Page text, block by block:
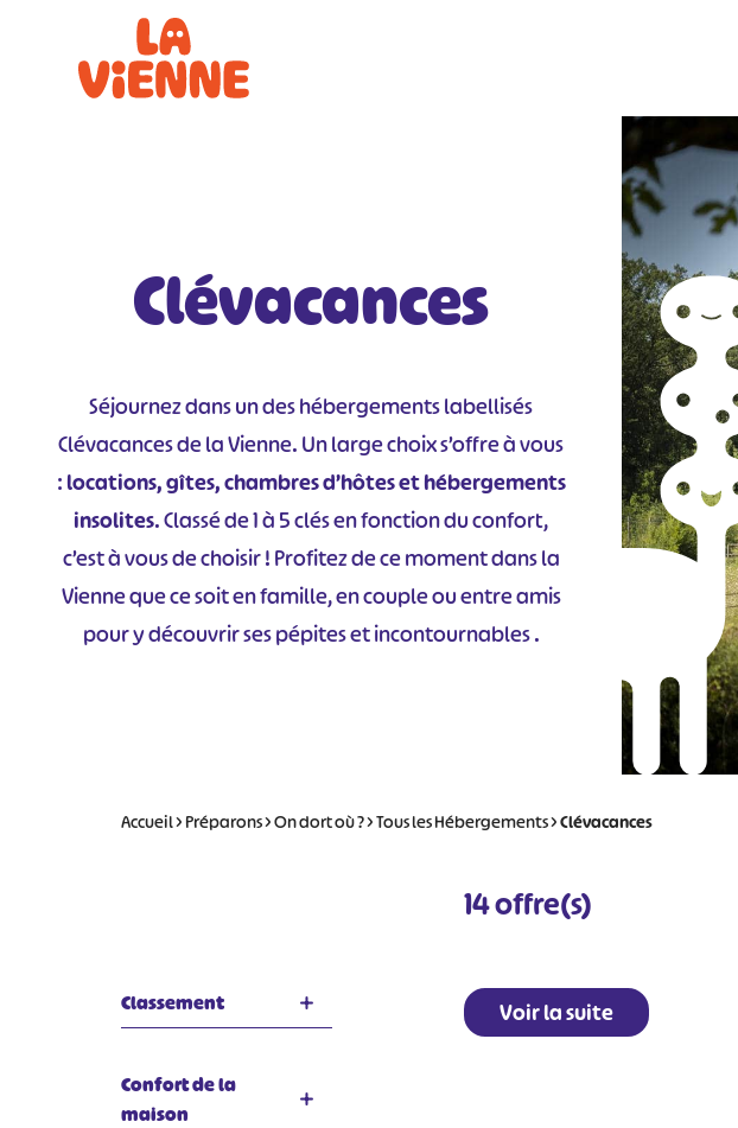
Clévacances
Séjournez dans un des hébergements labellisés
Clévacances de la Vienne. Un large choix s’offre à vous
:locations, gîtes, chambres d’hôtes et hébergements
insolites. Classé de 1 à 5 clés en fonction du confort,
c’est à vous de choisir ! Profitez de ce moment dans la
Vienne que ce soit en famille, en couple ou entre amis
pour y découvrir ses pépites et incontournables .
Accueil>Préparons>On dort où ?>Tous les Hébergements>Clévacances
14offre(s)
Classement
Confort de la
maison
Voir la suite
Panneau de gestion des cookies